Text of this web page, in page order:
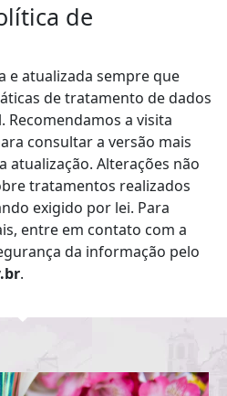
de
e atualizada sempre que
de tratamento de dados
Recomendamos a visita
consultar a versão mais
atualização. Alterações não
tratamentos realizados
exigido por lei. Para
entre em contato com a
da informação pelo
.